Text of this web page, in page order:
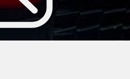
E-post